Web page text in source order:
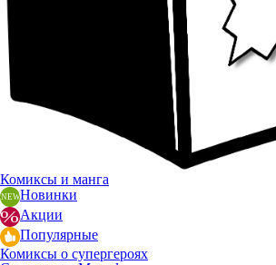
Комиксы и манга
Новинки
Акции
Популярные
Комиксы о супергероях